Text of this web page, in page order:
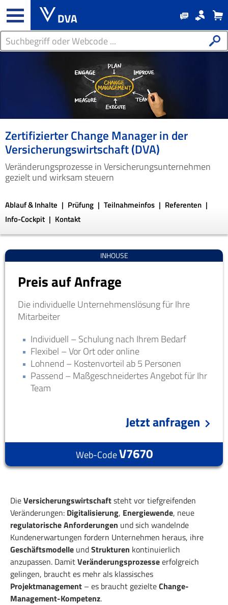
Zertifizierter Change Manager in der
Versicherungswirtschaft (DVA)
Veränderungsprozesse in Versicherungsunternehmen
gezielt und wirksam steuern
Ablauf & Inhalte Prüfung Teilnahmeinfos
Referenten
Info-Cockpit
Kontakt
INHOUSE
Preis auf Anfrage
Die individuelle Unternehmenslösung für Ihre
Mitarbeiter
Individuell – Schulung nach Ihrem Bedarf
Flexibel – Vor Ort oder online
Lohnend – Kostenvorteil ab 5 Personen
Passend – Maßgeschneidertes Angebot für Ihr
Team
Jetzt anfragen
Web-CodeV7670
DieVersicherungswirtschaftsteht vor tiefgreifenden
Veränderungen: Digitalisierung, Energiewende, neue
regulatorische Anforderungen und sich wandelnde
Kundenerwartungen fordern Unternehmen heraus, ihre
Geschäftsmodelle undStrukturen kontinuierlich
anzupassen. DamitVeränderungsprozesseerfolgreich
gelingen, braucht es mehr als klassisches
Projektmanagement – es braucht gezielteChange-
Management-Kompetenz.